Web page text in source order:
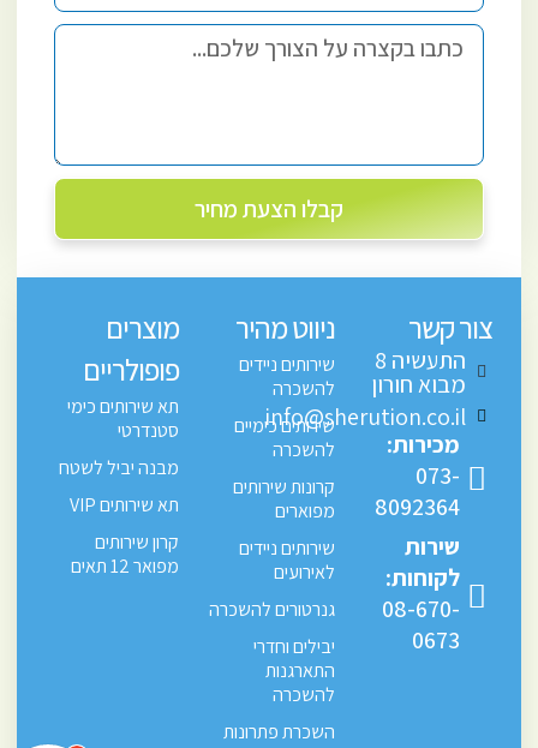
קבלו הצעת מחיר
צור קשר
התעשיה 8
מבוא חורון
info@sherution.co.il
מכירות:
073-
8092364
שירות
לקוחות:
08-670-
0673
ניווט מהיר
שירותים ניידים
להשכרה
שירותים כימיים
להשכרה
קרונות שירותים
מפוארים
שירותים ניידים
לאירועים
גנרטורים להשכרה
יבילים וחדרי
התארגנות
להשכרה
השכרת פתרונות
מוצרים
פופולריים
תא שירותים כימי
סטנדרטי
מבנה יביל לשטח
תא שירותים VIP
קרון שירותים
מפואר 12 תאים